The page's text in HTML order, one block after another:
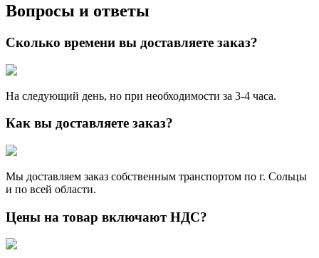
Вопросы и ответы
Сколько времени вы доставляете заказ?
На следующий день, но при необходимости за 3-4 часа.
Как вы доставляете заказ?
Мы доставляем заказ собственным транспортом по г. Сольцы
и по всей области.
Цены на товар включают НДС?